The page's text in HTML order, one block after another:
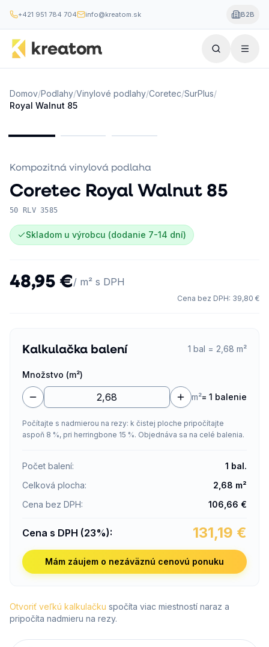
+421 951 784 704 info@kreatom.sk B2B
Domov/Podlahy/Vinylové podlahy/Coretec/SurPlus/
Royal Walnut 85
Kompozitná vinylová podlaha
Coretec Royal Walnut 85
50 RLV 3585
Skladom u výrobcu (dodanie 7-14 dní)
48,95 €/ m² s DPH
Cena bez DPH: 39,80 €
Kalkulačka balení 1 bal = 2,68 m²
Množstvo (m²)
m²= 1 balenie
Počítajte s nadmierou na rezy: k čistej ploche pripočítajte
aspoň 8 %, pri herringbone 15 %. Objednáva sa na celé balenia.
Počet balení: 1 bal.
Celková plocha: 2,68 m²
Cena bez DPH: 106,66 €
Cena s DPH (23%): 131,19 €
Mám záujem o nezáväznú cenovú ponuku
Otvoriť veľkú kalkulačku spočíta viac miestností naraz a
pripočíta nadmieru na rezy.